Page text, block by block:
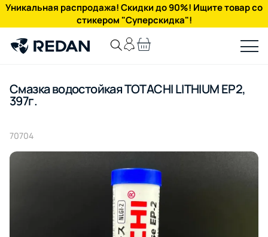
Уникальная распродажа! Скидки до 90%! Ищите товар со
стикером "Суперскидка"!
Смазка водостойкая TOTACHI LITHIUM EP2,
397г.
70704